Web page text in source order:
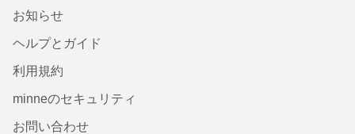
お知らせ
ヘルプとガイド
利用規約
minneのセキュリティ
お問い合わせ